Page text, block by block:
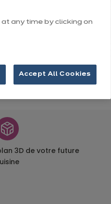
Samedi
3D de votre future
any time by clicking on
Accept All Cookies